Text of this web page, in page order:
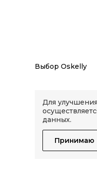
Выбор Oskelly
Для
данных.
Принимаю